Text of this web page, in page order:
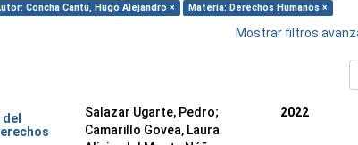
Concha Cantú, Hugo Alejandro × Materia: Derechos Humanos ×
Mostrar filtros
Salazar Ugarte, Pedro;
Camarillo Govea, Laura
2022